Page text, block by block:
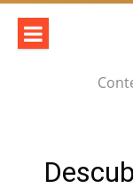
Skip
content